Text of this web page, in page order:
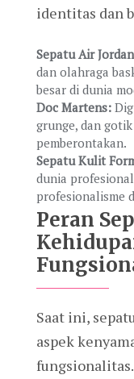
identitas dan
Sepatu Air
dan olahraga
besar di dunia
Doc Martens:
grunge, dan
pemberontakan.
Sepatu Kulit
dunia
profesionalisme
Peran
Saat ini,
aspek